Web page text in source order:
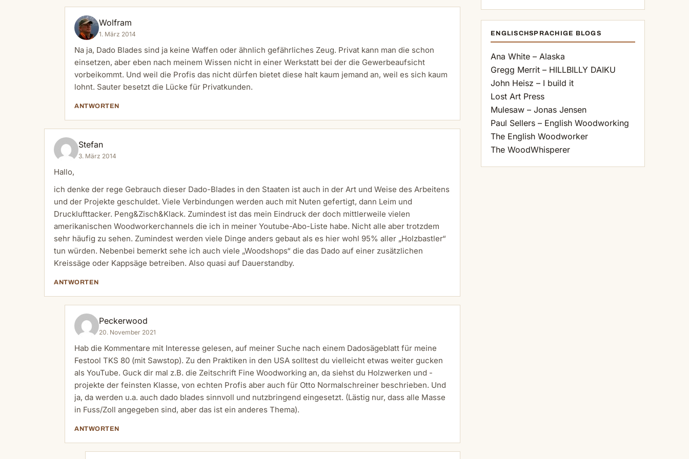
Wolfram
1. März 2014
Na ja, Dado Blades sind ja keine Waffen oder ähnlich gefährliches Zeug. Privat kann man die schon
einsetzen, aber eben nach meinem Wissen nicht in einer Werkstatt bei der die Gewerbeaufsicht
vorbeikommt. Und weil die Profis das nicht dürfen bietet diese halt kaum jemand an, weil es sich kaum
lohnt. Sauter besetzt die Lücke für Privatkunden.
ANTWORTEN
Stefan
3. März 2014
Hallo,
ich denke der rege Gebrauch dieser Dado-Blades in den Staaten ist auch in der Art und Weise des Arbeitens
und der Projekte geschuldet. Viele Verbindungen werden auch mit Nuten gefertigt, dann Leim und
Drucklufttacker. Peng&Zisch&Klack. Zumindest ist das mein Eindruck der doch mittlerweile vielen
amerikanischen Woodworkerchannels die ich in meiner Youtube-Abo-Liste habe. Nicht alle aber trotzdem
sehr häufig zu sehen. Zumindest werden viele Dinge anders gebaut als es hier wohl 95% aller „Holzbastler“
tun würden. Nebenbei bemerkt sehe ich auch viele „Woodshops“ die das Dado auf einer zusätzlichen
Kreissäge oder Kappsäge betreiben. Also quasi auf Dauerstandby.
ANTWORTEN
Peckerwood
20. November 2021
Hab die Kommentare mit Interesse gelesen, auf meiner Suche nach einem Dadosägeblatt für meine
Festool TKS 80 (mit Sawstop). Zu den Praktiken in den USA solltest du vielleicht etwas weiter gucken
als YouTube. Guck dir mal z.B. die Zeitschrift Fine Woodworking an, da siehst du Holzwerken und -
projekte der feinsten Klasse, von echten Profis aber auch für Otto Normalschreiner beschrieben. Und
ja, da werden u.a. auch dado blades sinnvoll und nutzbringend eingesetzt. (Lästig nur, dass alle Masse
in Fuss/Zoll angegeben sind, aber das ist ein anderes Thema).
ANTWORTEN
ENGLISCHSPRACHIGE BLOGS
Ana White – Alaska
Gregg Merrit – HILLBILLY DAIKU
John Heisz – I build it
Lost Art Press
Mulesaw – Jonas Jensen
Paul Sellers – English Woodworking
The English Woodworker
The WoodWhisperer